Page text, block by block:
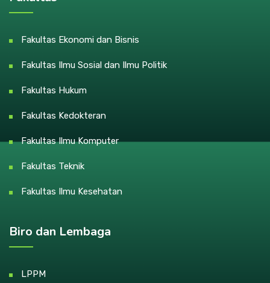
Fakultas Ekonomi dan Bisnis
Fakultas Ilmu Sosial dan Ilmu Politik
Fakultas Hukum
Fakultas Kedokteran
Fakultas Ilmu Komputer
Fakultas Teknik
Fakultas Ilmu Kesehatan
Biro dan Lembaga
LPPM